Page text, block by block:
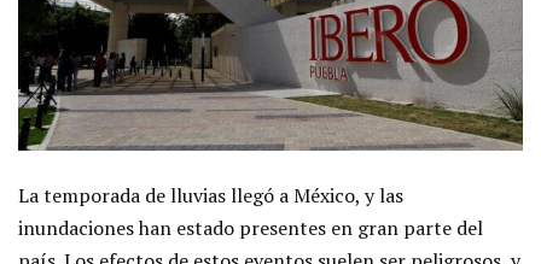
La temporada de lluvias llegó a México, y las
inundaciones han estado presentes en gran parte del